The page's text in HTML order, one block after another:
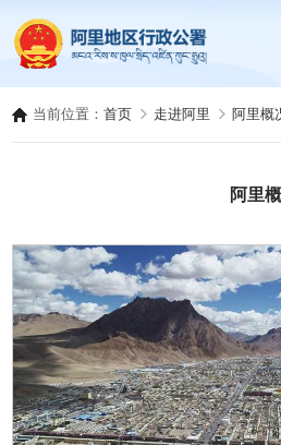
当前位置：首页 走进阿里 阿里概
阿里